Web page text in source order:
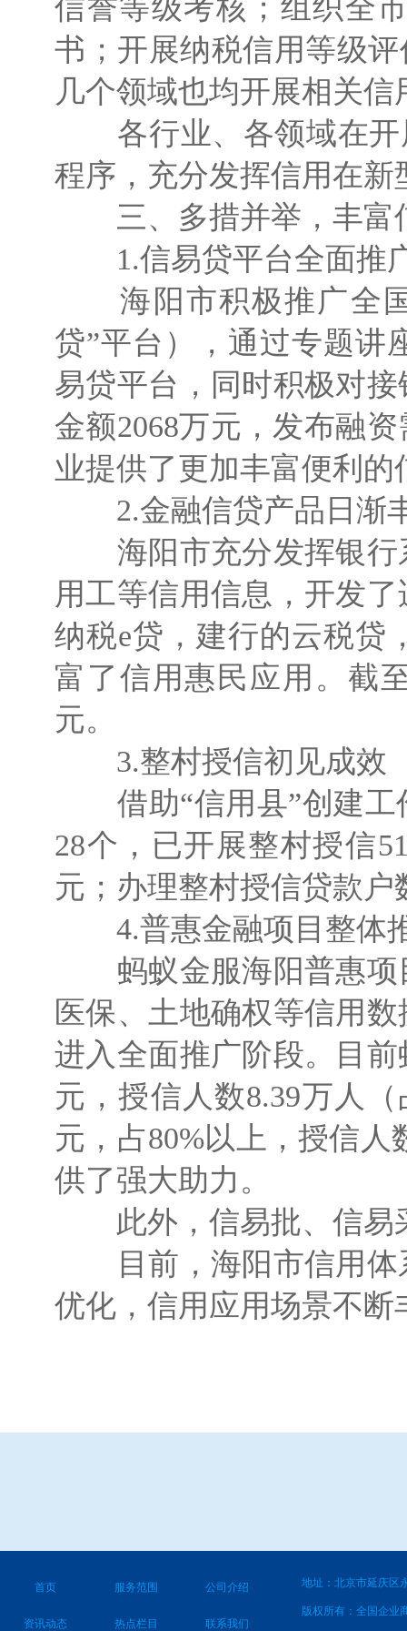
信誉等级考核；组织全
书；开展纳税信用等级
几个领域也均开展相关
各行业、各领域在开
程序，充分发挥信用在
三、多措并举，丰
1.信易贷平台全面推
海阳市积极推广全国
贷”平台），通过专题讲
易贷平台，同时积极对
金额2068万元，发布融
业提供了更加丰富便利的
2.金融信贷产品日渐
海阳市充分发挥银行
用工等信用信息，开发
纳税e贷，建行的云税贷
富了信用惠民应用。截
元。
3.整村授信初见成效
借助“信用县”创建工
28个，已开展整村授信
元；办理整村授信贷款户
4.普惠金融项目整体
蚂蚁金服海阳普惠项
医保、土地确权等信用
进入全面推广阶段。目
元，授信人数8.39万人
元，占80%以上，授信
供了强大助力。
此外，信易批、信易采
目前，海阳市信用体
优化，信用应用场景不断
首页 服务范围 公司介绍
资讯动态 热点栏目 联系我们
地址：北京市延庆区
版权所有：全国企业